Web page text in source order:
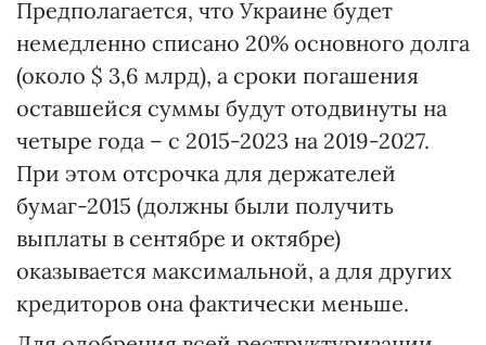
Предполагается, что Украине будет
немедленно списано 20% основного долга
(около $ 3,6 млрд), а сроки погашения
оставшейся суммы будут отодвинуты на
четыре года – с 2015-2023 на 2019-2027.
При этом отсрочка для держателей
бумаг-2015 (должны были получить
выплаты в сентябре и октябре)
оказывается максимальной, а для других
кредиторов она фактически меньше.